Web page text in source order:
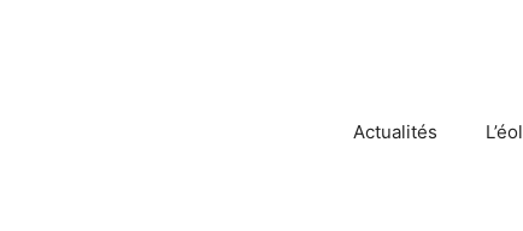
Actualités